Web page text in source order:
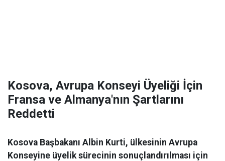
Kosova, Avrupa Konseyi Üyeliği İçin
Fransa ve Almanya'nın Şartlarını
Reddetti
Kosova Başbakanı Albin Kurti, ülkesinin Avrupa
Konseyine üyelik sürecinin sonuçlandırılması için